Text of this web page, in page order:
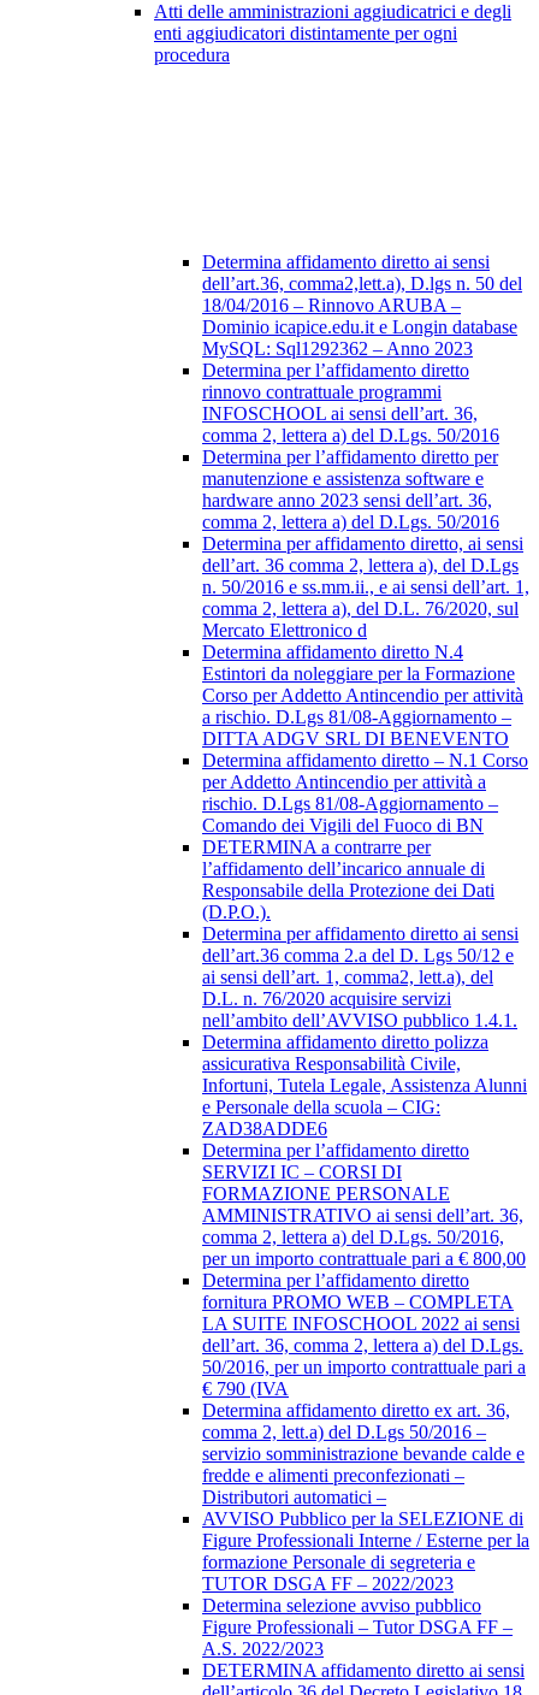
Atti delle amministrazioni aggiudicatrici e degli
enti aggiudicatori distintamente per ogni
procedura
Determina affidamento diretto ai sensi
dell’art.36, comma2,lett.a), D.lgs n. 50 del
18/04/2016 – Rinnovo ARUBA –
Dominio icapice.edu.it e Longin database
MySQL: Sql1292362 – Anno 2023
Determina per l’affidamento diretto
rinnovo contrattuale programmi
INFOSCHOOL ai sensi dell’art. 36,
comma 2, lettera a) del D.Lgs. 50/2016
Determina per l’affidamento diretto per
manutenzione e assistenza software e
hardware anno 2023 sensi dell’art. 36,
comma 2, lettera a) del D.Lgs. 50/2016
Determina per affidamento diretto, ai sensi
dell’art. 36 comma 2, lettera a), del D.Lgs
n. 50/2016 e ss.mm.ii., e ai sensi dell’art. 1,
comma 2, lettera a), del D.L. 76/2020, sul
Mercato Elettronico d
Determina affidamento diretto N.4
Estintori da noleggiare per la Formazione
Corso per Addetto Antincendio per attività
a rischio. D.Lgs 81/08-Aggiornamento –
DITTA ADGV SRL DI BENEVENTO
Determina affidamento diretto – N.1 Corso
per Addetto Antincendio per attività a
rischio. D.Lgs 81/08-Aggiornamento –
Comando dei Vigili del Fuoco di BN
DETERMINA a contrarre per
l’affidamento dell’incarico annuale di
Responsabile della Protezione dei Dati
(D.P.O.).
Determina per affidamento diretto ai sensi
dell’art.36 comma 2.a del D. Lgs 50/12 e
ai sensi dell’art. 1, comma2, lett.a), del
D.L. n. 76/2020 acquisire servizi
nell’ambito dell’AVVISO pubblico 1.4.1.
Determina affidamento diretto polizza
assicurativa Responsabilità Civile,
Infortuni, Tutela Legale, Assistenza Alunni
e Personale della scuola – CIG:
ZAD38ADDE6
Determina per l’affidamento diretto
SERVIZI IC – CORSI DI
FORMAZIONE PERSONALE
AMMINISTRATIVO ai sensi dell’art. 36,
comma 2, lettera a) del D.Lgs. 50/2016,
per un importo contrattuale pari a € 800,00
Determina per l’affidamento diretto
fornitura PROMO WEB – COMPLETA
LA SUITE INFOSCHOOL 2022 ai sensi
dell’art. 36, comma 2, lettera a) del D.Lgs.
50/2016, per un importo contrattuale pari a
€ 790 (IVA
Determina affidamento diretto ex art. 36,
comma 2, lett.a) del D.Lgs 50/2016 –
servizio somministrazione bevande calde e
fredde e alimenti preconfezionati –
Distributori automatici –
AVVISO Pubblico per la SELEZIONE di
Figure Professionali Interne / Esterne per la
formazione Personale di segreteria e
TUTOR DSGA FF – 2022/2023
Determina selezione avviso pubblico
Figure Professionali – Tutor DSGA FF –
A.S. 2022/2023
DETERMINA affidamento diretto ai sensi